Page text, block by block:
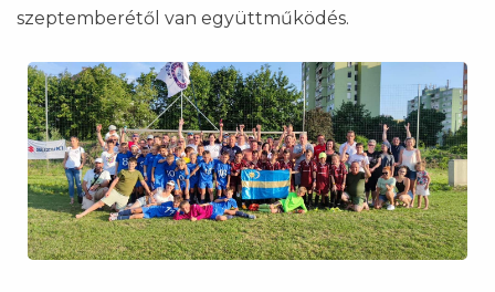
szeptemberétől van együttműködés.